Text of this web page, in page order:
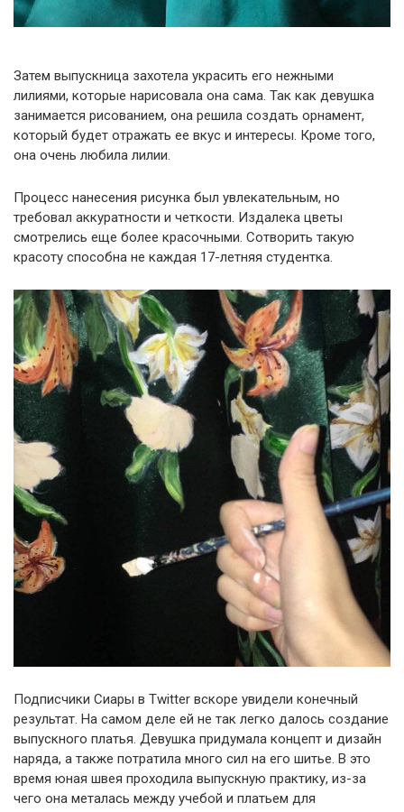
Затем выпускница захотела украсить его нежными
лилиями, которые нарисовала она сама. Так как девушка
занимается рисованием, она решила создать орнамент,
который будет отражать ее вкус и интересы. Кроме того,
она очень любила лилии.
Процесс нанесения рисунка был увлекательным, но
требовал аккуратности и четкости. Издалека цветы
смотрелись еще более красочными. Сотворить такую
красоту способна не каждая 17-летняя студентка.
Подписчики Сиары в Twitter вскоре увидели конечный
результат. На самом деле ей не так легко далось создание
выпускного платья. Девушка придумала концепт и дизайн
наряда, а также потратила много сил на его шитье. В это
время юная швея проходила выпускную практику, из-за
чего она металась между учебой и платьем для